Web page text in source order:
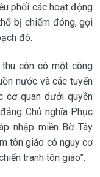
phối các hoạt động
bị chiếm đóng, gọi
đó.
còn có một công
nước và các tuyến
cơ quan dưới quyền
Chủ nghĩa Phục
nhập miền Bờ Tây
tôn giáo có nguy cơ
tranh tôn giáo”.